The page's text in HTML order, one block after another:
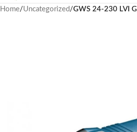
Home/Uncategorized/